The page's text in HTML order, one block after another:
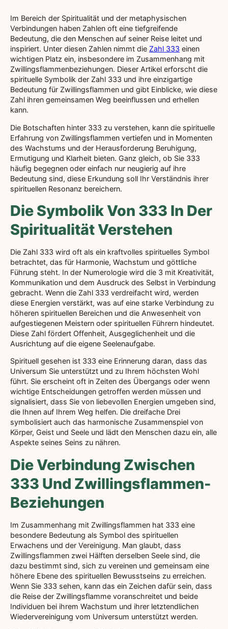
Im Bereich der Spiritualität und der metaphysischen
Verbindungen haben Zahlen oft eine tiefgreifende
Bedeutung, die den Menschen auf seiner Reise leitet und
inspiriert. Unter diesen Zahlen nimmt die Zahl 333 einen
wichtigen Platz ein, insbesondere im Zusammenhang mit
Zwillingsflammenbeziehungen. Dieser Artikel erforscht die
spirituelle Symbolik der Zahl 333 und ihre einzigartige
Bedeutung für Zwillingsflammen und gibt Einblicke, wie diese
Zahl ihren gemeinsamen Weg beeinflussen und erhellen
kann.
Die Botschaften hinter 333 zu verstehen, kann die spirituelle
Erfahrung von Zwillingsflammen vertiefen und in Momenten
des Wachstums und der Herausforderung Beruhigung,
Ermutigung und Klarheit bieten. Ganz gleich, ob Sie 333
häufig begegnen oder einfach nur neugierig auf ihre
Bedeutung sind, diese Erkundung soll Ihr Verständnis ihrer
spirituellen Resonanz bereichern.
Die Symbolik Von 333 In Der
Spiritualität Verstehen
Die Zahl 333 wird oft als ein kraftvolles spirituelles Symbol
betrachtet, das für Harmonie, Wachstum und göttliche
Führung steht. In der Numerologie wird die 3 mit Kreativität,
Kommunikation und dem Ausdruck des Selbst in Verbindung
gebracht. Wenn die Zahl 333 verdreifacht wird, werden
diese Energien verstärkt, was auf eine starke Verbindung zu
höheren spirituellen Bereichen und die Anwesenheit von
aufgestiegenen Meistern oder spirituellen Führern hindeutet.
Diese Zahl fördert Offenheit, Ausgeglichenheit und die
Ausrichtung auf die eigene Seelenaufgabe.
Spirituell gesehen ist 333 eine Erinnerung daran, dass das
Universum Sie unterstützt und zu Ihrem höchsten Wohl
führt. Sie erscheint oft in Zeiten des Übergangs oder wenn
wichtige Entscheidungen getroffen werden müssen und
signalisiert, dass Sie von liebevollen Energien umgeben sind,
die Ihnen auf Ihrem Weg helfen. Die dreifache Drei
symbolisiert auch das harmonische Zusammenspiel von
Körper, Geist und Seele und lädt den Menschen dazu ein, alle
Aspekte seines Seins zu nähren.
Die Verbindung Zwischen
333 Und Zwillingsflammen-
Beziehungen
Im Zusammenhang mit Zwillingsflammen hat 333 eine
besondere Bedeutung als Symbol des spirituellen
Erwachens und der Vereinigung. Man glaubt, dass
Zwillingsflammen zwei Hälften derselben Seele sind, die
dazu bestimmt sind, sich zu vereinen und gemeinsam eine
höhere Ebene des spirituellen Bewusstseins zu erreichen.
Wenn Sie 333 sehen, kann das ein Zeichen dafür sein, dass
die Reise der Zwillingsflamme voranschreitet und beide
Individuen bei ihrem Wachstum und ihrer letztendlichen
Wiedervereinigung vom Universum unterstützt werden.